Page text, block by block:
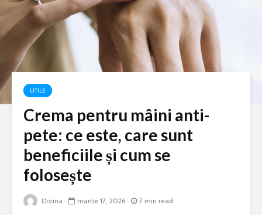
UTILE
Crema pentru mâini anti-
pete: ce este, care sunt
beneficiile și cum se
folosește
Dorina martie 17, 2026 7 min read
Bormașina potrivită
bricolaj acasă